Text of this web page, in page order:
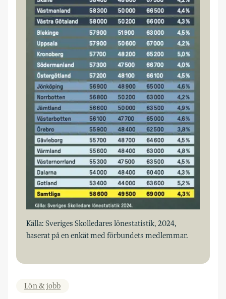
Källa: Sveriges Skolledares lönestatistik, 2024,
baserat på en enkät med förbundets medlemmar.
Lön & jobb